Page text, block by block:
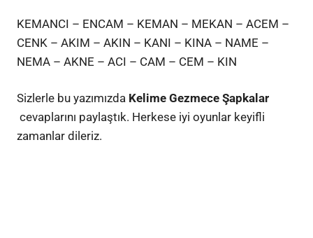
KEMANCI – ENCAM – KEMAN – MEKAN – ACEM –
CENK – AKIM – AKIN – KANI – KINA – NAME –
NEMA – AKNE – ACI – CAM – CEM – KIN
Sizlerle bu yazımızda Kelime Gezmece Şapkalar
cevaplarını paylaştık. Herkese iyi oyunlar keyifli
zamanlar dileriz.